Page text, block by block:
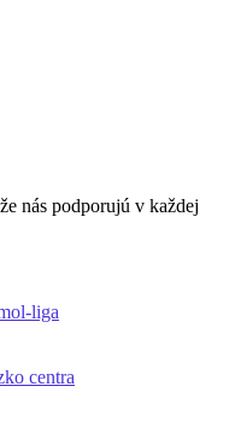
nás podporujú v každej
liga
centra